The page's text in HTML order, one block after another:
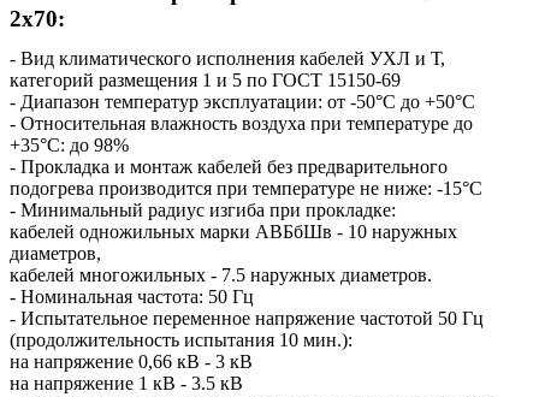
2х70:
- Вид климатического исполнения кабелей УХЛ и Т,
категорий размещения 1 и 5 по ГОСТ 15150-69
- Диапазон температур эксплуатации: от -50°С до +50°С
- Относительная влажность воздуха при температуре до
+35°С: до 98%
- Прокладка и монтаж кабелей без предварительного
подогрева производится при температуре не ниже: -15°С
- Минимальный радиус изгиба при прокладке:
кабелей одножильных марки АВБбШв - 10 наружных
диаметров,
кабелей многожильных - 7.5 наружных диаметров.
- Номинальная частота: 50 Гц
- Испытательное переменное напряжение частотой 50 Гц
(продолжительность испытания 10 мин.):
на напряжение 0,66 кВ - 3 кВ
на напряжение 1 кВ - 3.5 кВ